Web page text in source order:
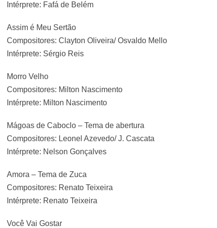
Intérprete: Fafá de Belém
Assim é Meu Sertão
Compositores: Clayton Oliveira/ Osvaldo Mello
Intérprete: Sérgio Reis
Morro Velho
Compositores: Milton Nascimento
Intérprete: Milton Nascimento
Mágoas de Caboclo – Tema de abertura
Compositores: Leonel Azevedo/ J. Cascata
Intérprete: Nelson Gonçalves
Amora – Tema de Zuca
Compositores: Renato Teixeira
Intérprete: Renato Teixeira
Você Vai Gostar